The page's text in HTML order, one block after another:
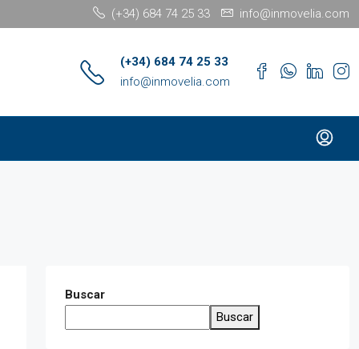
(+34) 684 74 25 33 info@inmovelia.com
(+34) 684 74 25 33
info@inmovelia.com
Buscar
Buscar